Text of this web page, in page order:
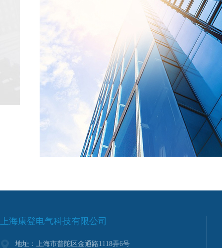
上海康登电气科技有限公司
地址：上海市普陀区金通路1118弄6号